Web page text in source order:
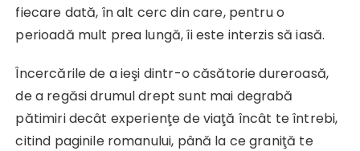
fiecare dată, în alt cerc din care, pentru o
perioadă mult prea lungă, îi este interzis să iasă.
Încercările de a ieşi dintr-o căsătorie dureroasă,
de a regăsi drumul drept sunt mai degrabă
pătimiri decât experienţe de viaţă încât te întrebi,
citind paginile romanului, până la ce graniţă te